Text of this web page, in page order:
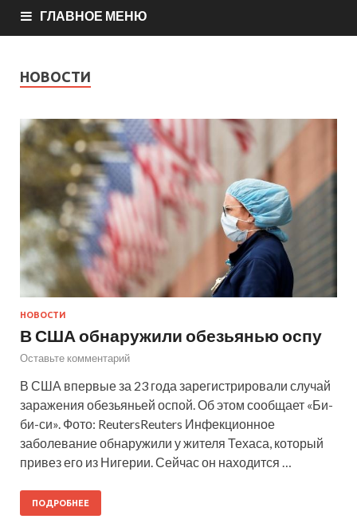
ГЛАВНОЕ МЕНЮ
НОВОСТИ
НОВОСТИ
В США обнаружили обезьянью оспу
Оставьте комментарий
В США впервые за 23 года зарегистрировали случай
заражения обезьяньей оспой. Об этом сообщает «Би-
би-си». Фото: ReutersReuters Инфекционное
заболевание обнаружили у жителя Техаса, который
привез его из Нигерии. Сейчас он находится …
ПОДРОБНЕЕ